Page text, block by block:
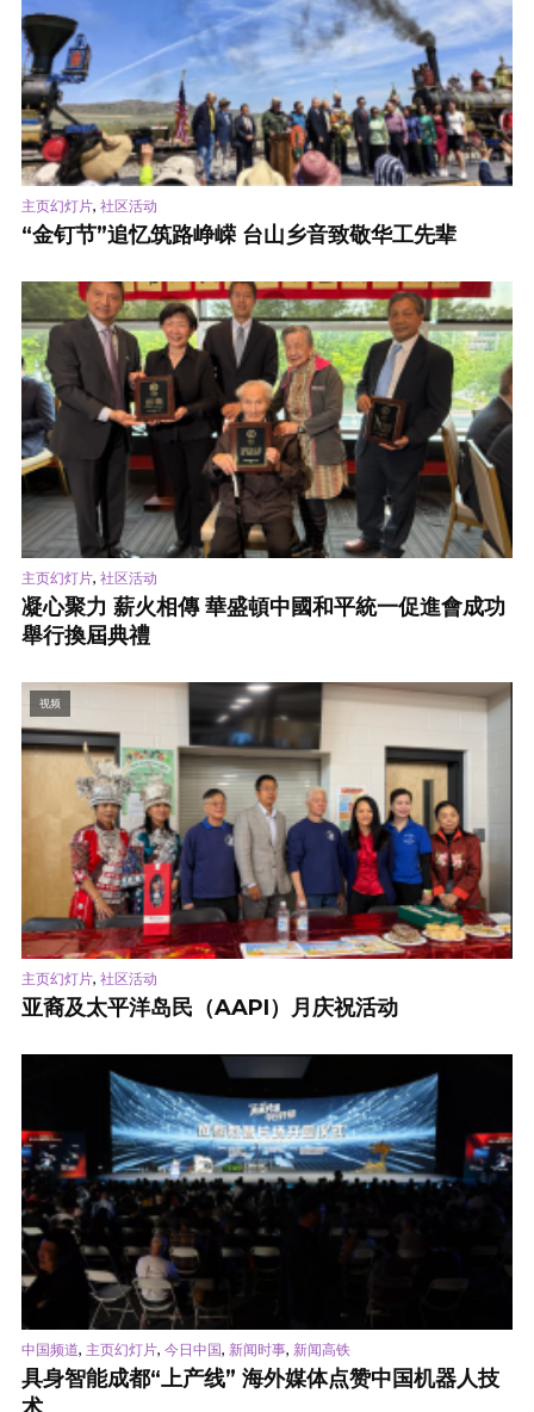
主页幻灯片, 社区活动
“金钉节”追忆筑路峥嵘 台山乡音致敬华工先辈
主页幻灯片, 社区活动
凝心聚力 薪火相傳 華盛頓中國和平統一促進會成功
舉行換屆典禮
视频
主页幻灯片, 社区活动
亚裔及太平洋岛民（AAPI）月庆祝活动
中国频道, 主页幻灯片, 今日中国, 新闻时事, 新闻高铁
具身智能成都“上产线” 海外媒体点赞中国机器人技